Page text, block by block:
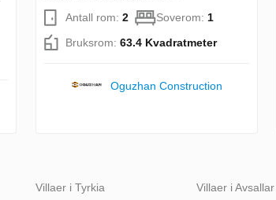
Antall rom: 2 Soverom: 1
Bruksrom: 63.4 Kvadratmeter
Oguzhan Construction
Villaer i Tyrkia
Villaer i Avsallar